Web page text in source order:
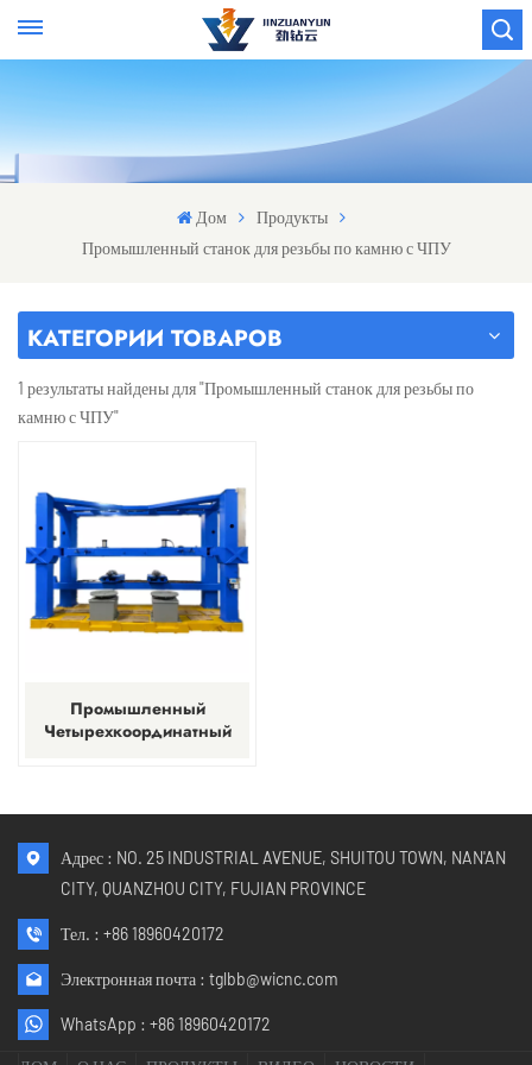
Дом
Продукты
Промышленный станок для резьбы по камню с ЧПУ
КАТЕГОРИИ ТОВАРОВ
1 результаты найдены для "Промышленный станок для резьбы по
камню с ЧПУ"
Промышленный
Четырехкоординатный
Адрес : NO. 25 INDUSTRIAL AVENUE, SHUITOU TOWN, NAN'AN
CITY, QUANZHOU CITY, FUJIAN PROVINCE
Тел. : +86 18960420172
Электронная почта : tglbb@wicnc.com
WhatsApp : +86 18960420172